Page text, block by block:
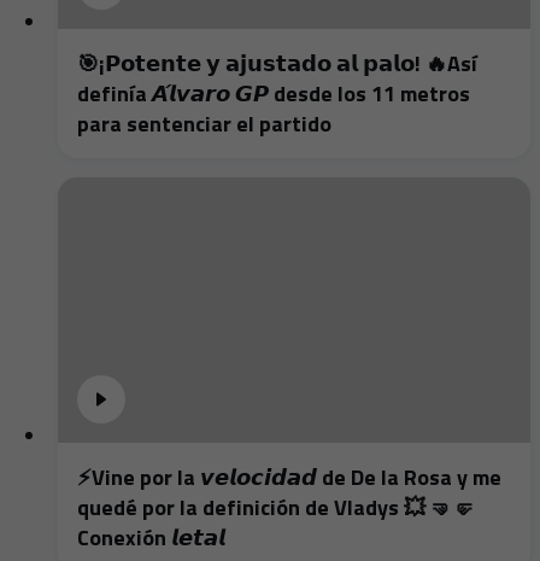
🎯¡𝗣𝗼𝘁𝗲𝗻𝘁𝗲 𝘆 𝗮𝗷𝘂𝘀𝘁𝗮𝗱𝗼 𝗮𝗹 𝗽𝗮𝗹𝗼! 🔥Así
definía 𝘼́𝙡𝙫𝙖𝙧𝙤 𝙂𝙋 desde los 11 metros
para sentenciar el partido
⚡️Vine por la 𝙫𝙚𝙡𝙤𝙘𝙞𝙙𝙖𝙙 de De la Rosa y me
quedé por la definición de Vladys 💥 🤜🤛
Conexión 𝙡𝙚𝙩𝙖𝙡